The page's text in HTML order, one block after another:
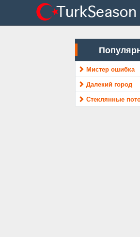
Мистер ошибка
Далекий город
Стеклянные